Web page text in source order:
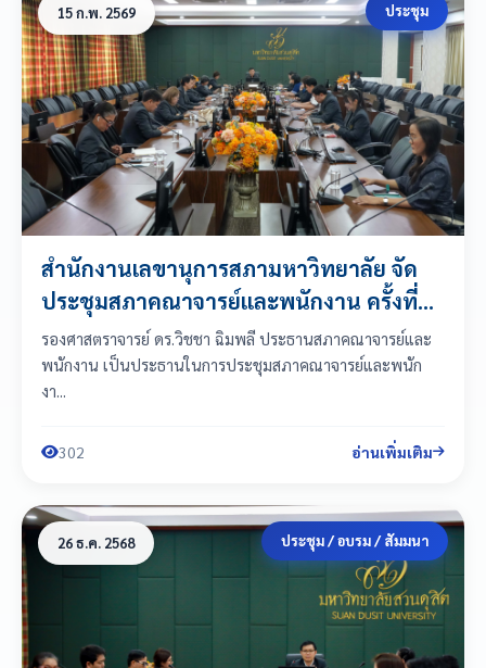
15 ก.พ. 2569 ประชุม
สำนักงานเลขานุการสภามหาวิทยาลัย จัด
ประชุมสภาคณาจารย์และพนักงาน ครั้งที่
1(6)/2569
รองศาสตราจารย์ ดร.วิชชา ฉิมพลี ประธานสภาคณาจารย์และ
พนักงาน เป็นประธานในการประชุมสภาคณาจารย์และพนัก
งา...
302 อ่านเพิ่มเติม
26 ธ.ค. 2568 ประชุม / อบรม / สัมมนา